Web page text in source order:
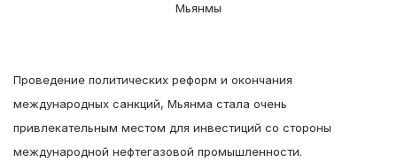
Мьянмы
Проведение политических реформ и окончания
международных санкций, Мьянма стала очень
привлекательным местом для инвестиций со стороны
международной нефтегазовой промышленности.